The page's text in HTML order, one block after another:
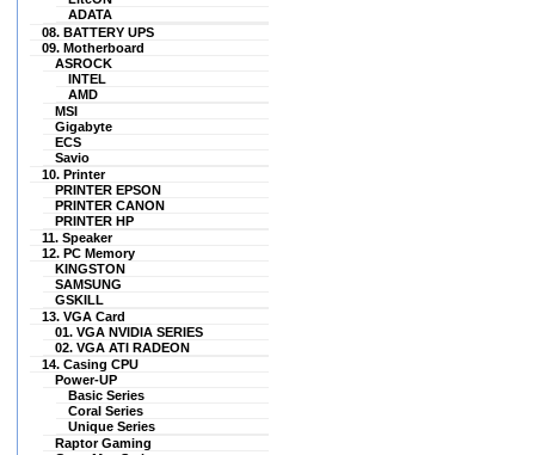
LATITUDE E5410 LAYAR 14\"
CORE i5 SANGAT MULUS
LIKE NEW WINDOWS 7
ORIGINAL</FONT
Rp.2.995.000 No pembelian..:
INV/2015/09/74614413 Sekali
lagi terima kasih
hexacom.co.id Salam sukses
selalu.. Top Seller and
Recomendec bangett deh
pokoknya.. .
pilar mas
(as.cak******@gmail.com)
saya beli 2 unit Laptop dan
saya kirim ke luar kota
(reseller)user saya di luarkota
sangat puas dengan kondisi
laptop yang saya kirim, Tq
hexacom
ABDUL GHOFAR
(ghofarma****@yahoo.co.id)
Seminggu kemarin saya beli
ADATA
08. BATTERY UPS
09. Motherboard
ASROCK
INTEL
AMD
MSI
Gigabyte
ECS
Savio
10. Printer
PRINTER EPSON
PRINTER CANON
PRINTER HP
11. Speaker
12. PC Memory
KINGSTON
SAMSUNG
GSKILL
13. VGA Card
01. VGA NVIDIA SERIES
02. VGA ATI RADEON
14. Casing CPU
Power-UP
Basic Series
Coral Series
Unique Series
Raptor Gaming